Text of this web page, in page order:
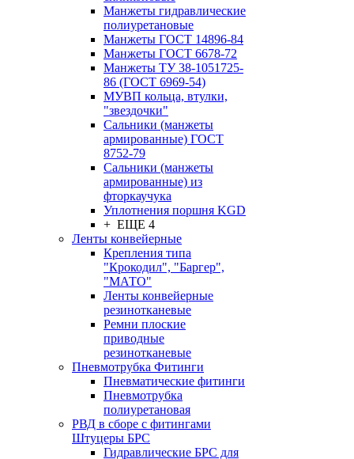
Манжеты гидравлические
полиуретановые
Манжеты ГОСТ 14896-84
Манжеты ГОСТ 6678-72
Манжеты ТУ 38-1051725-
86 (ГОСТ 6969-54)
МУВП кольца, втулки,
"звездочки"
Сальники (манжеты
армированные) ГОСТ
8752-79
Сальники (манжеты
армированные) из
фторкаучука
Уплотнения поршня KGD
+ ЕЩЕ 4
Ленты конвейерные
Крепления типа
"Крокодил", "Баргер",
"МАТО"
Ленты конвейерные
резинотканевые
Ремни плоские
приводные
резинотканевые
Пневмотрубка Фитинги
Пневматические фитинги
Пневмотрубка
полиуретановая
РВД в сборе с фитингами
Штуцеры БРС
Гидравлические БРС для